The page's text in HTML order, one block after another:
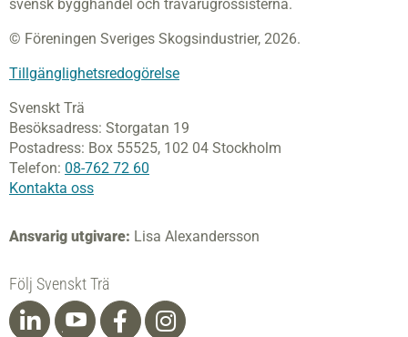
svensk bygghandel och trävarugrossisterna.
© Föreningen Sveriges Skogsindustrier, 2026.
Tillgänglighetsredogörelse
Svenskt Trä
Besöksadress: Storgatan 19
Postadress: Box 55525, 102 04 Stockholm
Telefon: 08-762 72 60
Kontakta oss
Ansvarig utgivare: Lisa Alexandersson
Följ Svenskt Trä